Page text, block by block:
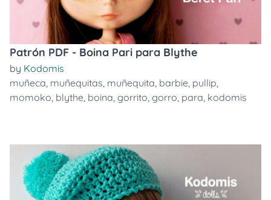
Patrón PDF - Boina Pari para Blythe
by Kodomis
muñeca, muñequitas, muñequita, barbie, pullip,
momoko, blythe, boina, gorrito, gorro, para, kodomis